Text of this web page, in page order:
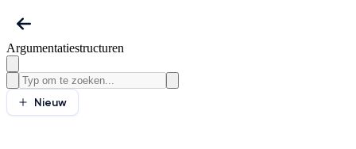
Argumentatiestructuren
Nieuw